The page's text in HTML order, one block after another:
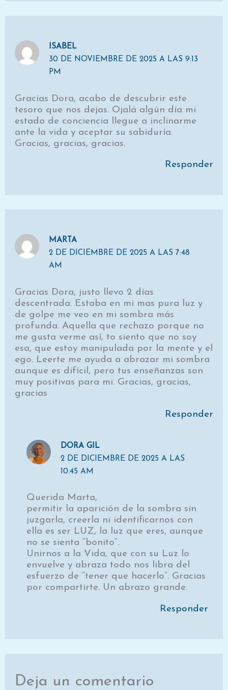
ISABEL
30 DE NOVIEMBRE DE 2025 A LAS 9:13
PM
Gracias Dora, acabo de descubrir este
tesoro que nos dejas. Ojalá algún día mi
estado de conciencia llegue a inclinarme
ante la vida y aceptar su sabiduría.
Gracias, gracias, gracias.
Responder
MARTA
2 DE DICIEMBRE DE 2025 A LAS 7:48
AM
Gracias Dora, justo llevo 2 días
descentrada. Estaba en mi mas pura luz y
de golpe me veo en mi sombra más
profunda. Aquella que rechazo porque no
me gusta verme así, to siento que no soy
esa, que estoy manipulada por la mente y el
ego. Leerte me ayuda a abrazar mi sombra
aunque es difícil, pero tus enseñanzas son
muy positivas para mi. Gracias, gracias,
gracias
Responder
DORA GIL
2 DE DICIEMBRE DE 2025 A LAS
10:45 AM
Querida Marta,
permitir la aparición de la sombra sin
juzgarla, creerla ni identificarnos con
ella es ser LUZ, la luz que eres, aunque
no se sienta “bonito”.
Unirnos a la Vida, que con su Luz lo
envuelve y abraza todo nos libra del
esfuerzo de “tener que hacerlo”. Gracias
por compartirte. Un abrazo grande.
Responder
Deja un comentario